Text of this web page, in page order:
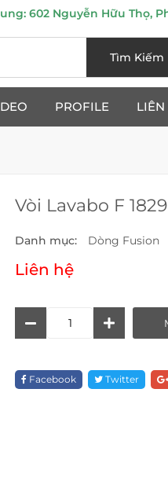
602 Nguyễn Hữu Thọ,
Tìm Kiếm
PROFILE LIÊN
Vòi Lavabo F
Danh mục: Dòng Fusion
Liên hệ
18296-
1D118
Facebook Twitter